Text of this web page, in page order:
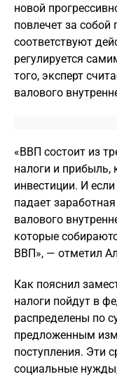
новой
повлечет за
соответствуют
регулируется
того, эксперт
валового
«ВВП состоит из
налоги и прибыль,
инвестиции. И
падает
валового
которые
ВВП», — отметил
Как пояснил
налоги пойдут в
распределены по
предложенным
поступления. Эти
социальные